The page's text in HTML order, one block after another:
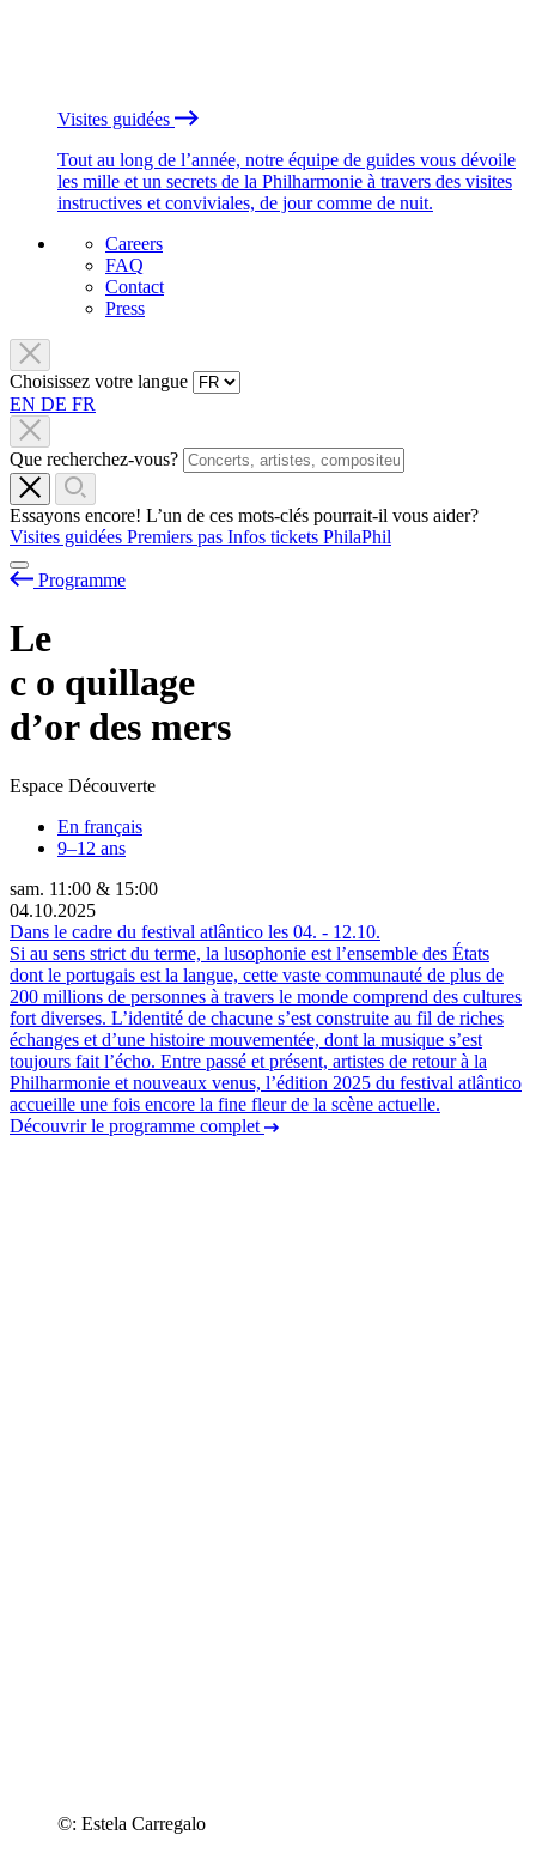
Visites guidées
Tout au long de l’année, notre équipe de guides vous dévoile
les mille et un secrets de la Philharmonie à travers des visites
instructives et conviviales, de jour comme de nuit.
Careers
FAQ
Contact
Press
Choisissez votre langue
EN DE FR
Que recherchez-vous?
Essayons encore! L’un de ces mots-clés pourrait-il vous aider?
Visites guidées Premiers pas Infos tickets PhilaPhil
Programme
Le
c o quillage
d’or des mers
Espace Découverte
En français
9–12 ans
sam. 11:00 & 15:00
04.10.2025
Dans le cadre du festival atlântico les 04. - 12.10.
Si au sens strict du terme, la lusophonie est l’ensemble des États
dont le portugais est la langue, cette vaste communauté de plus de
200 millions de personnes à travers le monde comprend des cultures
fort diverses. L’identité de chacune s’est construite au fil de riches
échanges et d’une histoire mouvementée, dont la musique s’est
toujours fait l’écho. Entre passé et présent, artistes de retour à la
Philharmonie et nouveaux venus, l’édition 2025 du festival atlântico
accueille une fois encore la fine fleur de la scène actuelle.
Découvrir le programme complet
©: Estela Carregalo